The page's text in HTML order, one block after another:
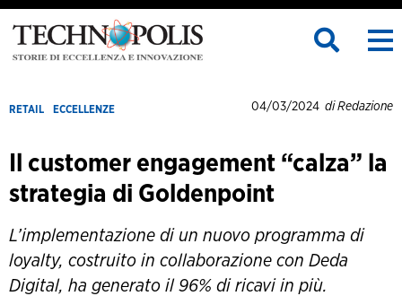
RETAIL ECCELLENZE 04/03/2024 di Redazione
Il customer engagement “calza” la
strategia di Goldenpoint
L’implementazione di un nuovo programma di
loyalty, costruito in collaborazione con Deda
Digital, ha generato il 96% di ricavi in più.